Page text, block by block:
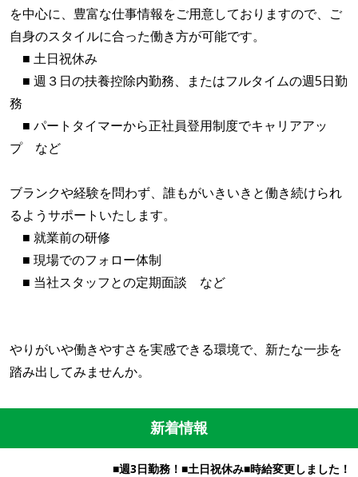
を中心に、豊富な仕事情報をご用意しておりますので、ご
自身のスタイルに合った働き方が可能です。
■ 土日祝休み
■ 週３日の扶養控除内勤務、またはフルタイムの週5日勤
務
■ パートタイマーから正社員登用制度でキャリアアッ
プ など
ブランクや経験を問わず、誰もがいきいきと働き続けられ
るようサポートいたします。
■ 就業前の研修
■ 現場でのフォロー体制
■ 当社スタッフとの定期面談 など
やりがいや働きやすさを実感できる環境で、新たな一歩を
踏み出してみませんか。
新着情報
■週3日勤務！■土日祝休み■時給変更しました！